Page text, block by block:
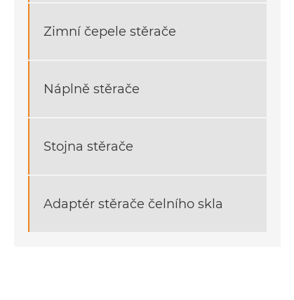
Zimní čepele stěrače
Náplně stěrače
Stojna stěrače
Adaptér stěrače čelního skla